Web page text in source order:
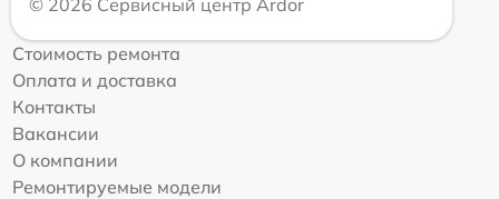
© 2026 Сервисный центр Ardor
Стоимость ремонта
Оплата и доставка
Контакты
Вакансии
О компании
Ремонтируемые модели